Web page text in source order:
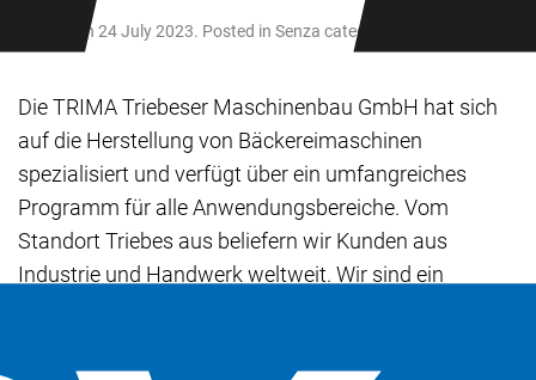
Written on 24 July 2023. Posted in Senza categoria
Die TRIMA Triebeser Maschinenbau GmbH hat sich
auf die Herstellung von Bäckereimaschinen
spezialisiert und verfügt über ein umfangreiches
Programm für alle Anwendungsbereiche. Vom
Standort Triebes aus beliefern wir Kunden aus
Industrie und Handwerk weltweit. Wir sind ein
Maschinen zu entwickeln und erfolgreich zu